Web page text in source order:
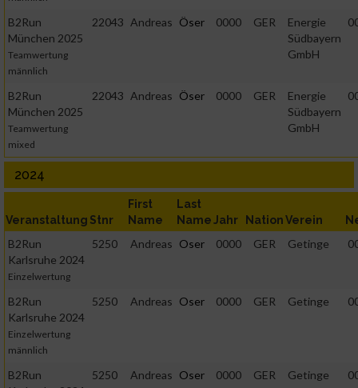
B2Run
München 2025
Teamwertung
männlich
22043 Andreas Öser 0000 GER
Energie
Südbayern
GmbH
B2Run
München 2025
Teamwertung
mixed
22043 Andreas Öser 0000 GER
Energie
Südbayern
GmbH
2024
Veranstaltung Stnr
First
Name
Last
NameJahr NationVerein
B2Run
Karlsruhe 2024
Einzelwertung
5250 Andreas Oser 0000 GER Getinge
B2Run
Karlsruhe 2024
Einzelwertung
männlich
5250 Andreas Oser 0000 GER Getinge
B2Run
5250 Andreas Oser 0000 GER Getinge